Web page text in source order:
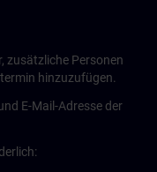
zusätzliche Personen
hinzuzufügen.
E-Mail-Adresse der